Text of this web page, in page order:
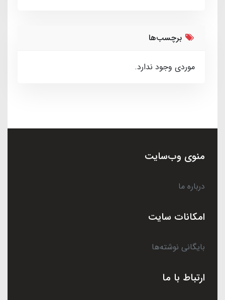
برچسب‌ها
موردی وجود ندارد.
منوی وب‌سایت
درباره ما
امکانات سایت
بایگانی نوشته‌ها
ارتباط با ما